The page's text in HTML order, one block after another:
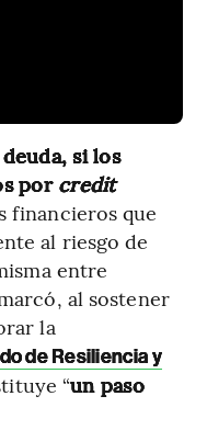
si los
por credit
financieros que
al riesgo de
entre
al sostener
la
de Resiliencia y
“un paso